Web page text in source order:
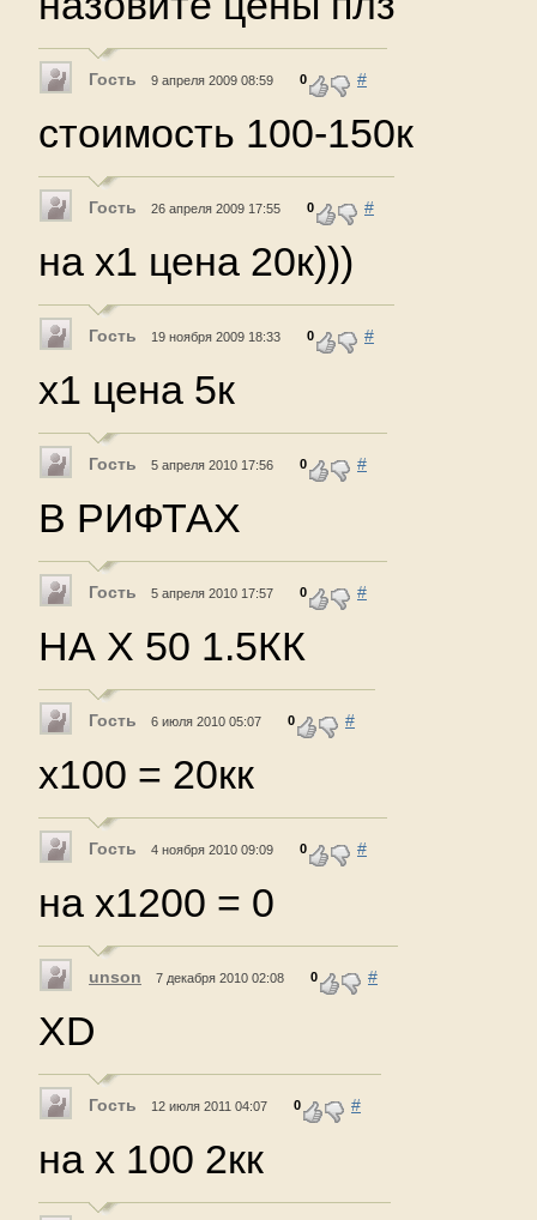
Гость 9 апреля 2009 08:59 0 #
cтоимость 100-150к
Гость 26 апреля 2009 17:55 0 #
на х1 цена 20к)))
Гость 19 ноября 2009 18:33 0 #
x1 цена 5к
Гость 5 апреля 2010 17:56 0 #
В РИФТАХ
Гость 5 апреля 2010 17:57 0 #
НА Х 50 1.5КК
Гость 6 июля 2010 05:07 0 #
х100 = 20кк
Гость 4 ноября 2010 09:09 0 #
на х1200 = 0
unson 7 декабря 2010 02:08 0 #
XD
Гость 12 июля 2011 04:07 0 #
на х 100 2кк